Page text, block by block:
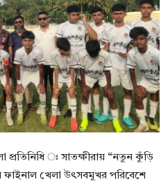
প্রতিনিধি ঃ সাতক্ষীরায় “নতুন কুঁড়ি
ফাইনাল খেলা উৎসবমুখর পরিবেশে